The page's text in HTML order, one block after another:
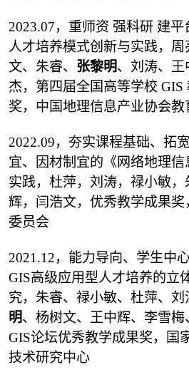
2023.07，重师资 强科研 建
人才培养模式创新与实践，周
文、朱睿、 张黎明、刘涛、王
杰，第四届全国高等学校
奖，中国地理信息产业协会
2022.09，夯实课程基础、拓
宜、因材制宜的《网络地理
实践，杜萍，刘涛，禄小敏，
辉，闫浩文，优秀教学成果奖
委员会
2021.12，能力导向、学生中
GIS高级应用型人才培养的立
究，朱睿、禄小敏、杜萍、刘
明、杨树文、王中辉、李雪
GIS论坛优秀教学成果奖，国
技术研究中心